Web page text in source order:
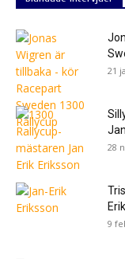
21
28
9